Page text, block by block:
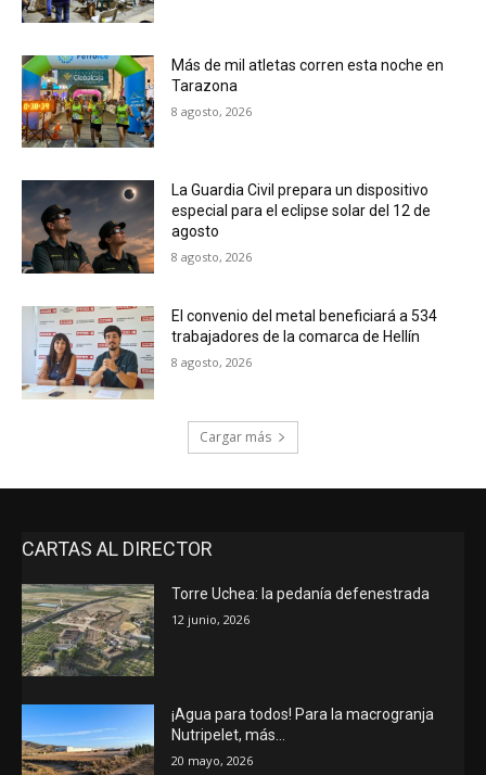
Más de mil atletas corren esta noche en
Tarazona
8 agosto, 2026
La Guardia Civil prepara un dispositivo
especial para el eclipse solar del 12 de
agosto
8 agosto, 2026
El convenio del metal beneficiará a 534
trabajadores de la comarca de Hellín
8 agosto, 2026
Cargar más
CARTAS AL DIRECTOR
Torre Uchea: la pedanía defenestrada
12 junio, 2026
¡Agua para todos! Para la macrogranja
Nutripelet, más…
20 mayo, 2026